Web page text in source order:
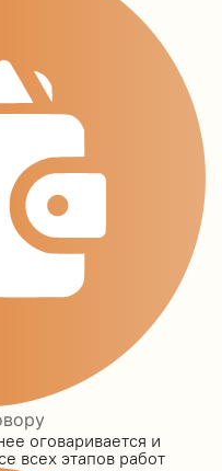
оговаривается и
всех этапов работ